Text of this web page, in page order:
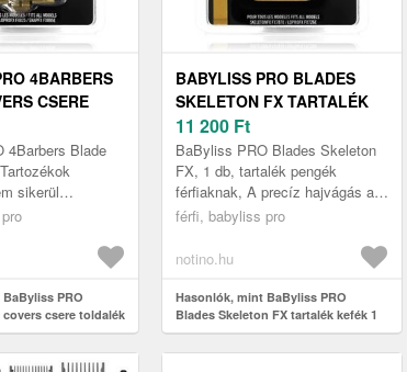
4BARBERS
CSERE
DB
4Barbers Blade
sikerül
eredményt
PRO
csere toldalék
BABYLISS PRO BLADES
SKELETON FX TARTALÉK
KEFÉK 1 DB
11 200 Ft
BaByliss PRO Blades Skeleton
FX, 1 db, tartalék pengék
férfiaknak, A precíz hajvágás a
megfelelő vágófejjel kezdődik. A
férfi, babyliss pro
notino.hu
Hasonlók, mint BaByliss PRO
Blades Skeleton FX tartalék kefék 1
db